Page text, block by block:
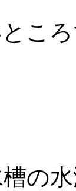
こ
の